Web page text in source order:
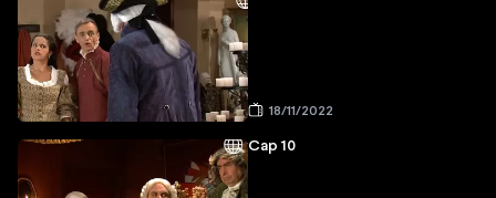
18/11/2022
Cap 10